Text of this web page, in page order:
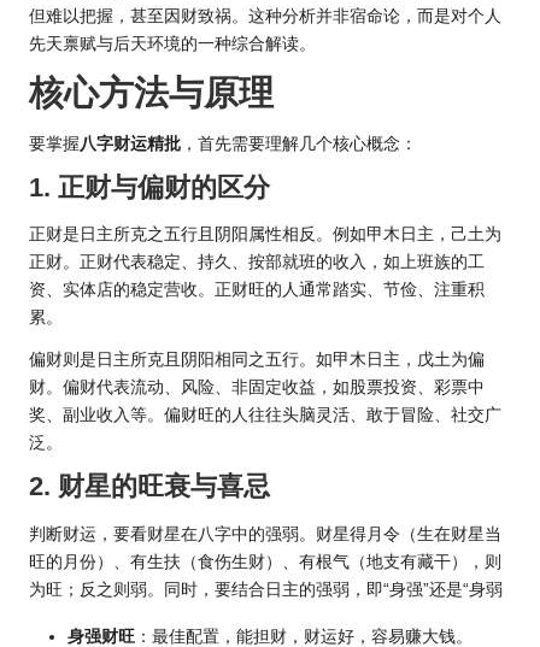
但难以把握，甚至因财致祸。这种分析并非宿命论，而是对个人
先天禀赋与后天环境的一种综合解读。
核心方法与原理
要掌握 八字财运精批 ，首先需要理解几个核心概念：
1. 正财与偏财的区分
正财是日主所克之五行且阴阳属性相反。例如甲木日主，己土为
正财。正财代表稳定、持久、按部就班的收入，如上班族的工
资、实体店的稳定营收。正财旺的人通常踏实、节俭、注重积
累。
偏财则是日主所克且阴阳相同之五行。如甲木日主，戊土为偏
财。偏财代表流动、风险、非固定收益，如股票投资、彩票中
奖、副业收入等。偏财旺的人往往头脑灵活、敢于冒险、社交广
泛。
2. 财星的旺衰与喜忌
判断财运，要看财星在八字中的强弱。财星得月令（生在财星当
旺的月份）、有生扶（食伤生财）、有根气（地支有藏干），则
为旺；反之则弱。同时，要结合日主的强弱，即“身强”还是“身弱
身强财旺 ：最佳配置，能担财，财运好，容易赚大钱。